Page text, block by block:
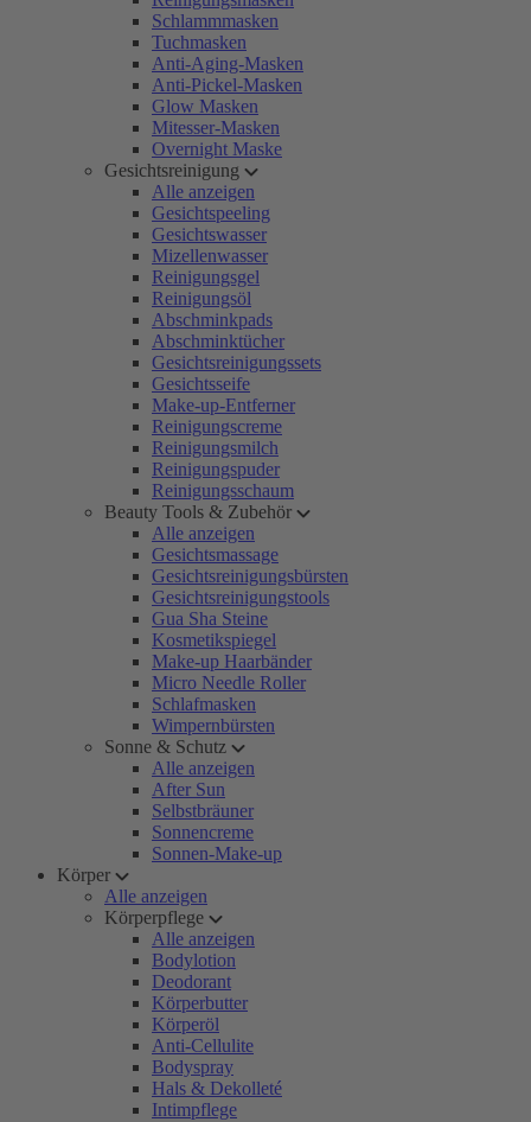
Schlammmasken
Tuchmasken
Anti-Aging-Masken
Anti-Pickel-Masken
Glow Masken
Mitesser-Masken
Overnight Maske
Gesichtsreinigung
Alle anzeigen
Gesichtspeeling
Gesichtswasser
Mizellenwasser
Reinigungsgel
Reinigungsöl
Abschminkpads
Abschminktücher
Gesichtsreinigungssets
Gesichtsseife
Make-up-Entferner
Reinigungscreme
Reinigungsmilch
Reinigungspuder
Reinigungsschaum
Beauty Tools & Zubehör
Alle anzeigen
Gesichtsmassage
Gesichtsreinigungsbürsten
Gesichtsreinigungstools
Gua Sha Steine
Kosmetikspiegel
Make-up Haarbänder
Micro Needle Roller
Schlafmasken
Wimpernbürsten
Sonne & Schutz
Alle anzeigen
After Sun
Selbstbräuner
Sonnencreme
Sonnen-Make-up
Körper
Alle anzeigen
Körperpflege
Alle anzeigen
Bodylotion
Deodorant
Körperbutter
Körperöl
Anti-Cellulite
Bodyspray
Hals & Dekolleté
Intimpflege